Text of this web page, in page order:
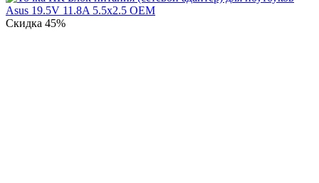
Скидка 45%